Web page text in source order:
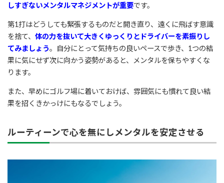
しすぎないメンタルマネジメントが重要です。
第1打はどうしても緊張するものだと開き直り、遠くに飛ばす意識
を捨て、 体の力を抜いて大きくゆっくりとドライバーを素振りし
てみましょう。自分にとって気持ちの良いペースで歩き、1つの結
果に気にせず次に向かう姿勢があると、メンタルを保ちやすくな
ります。
また、早めにゴルフ場に着いておけば、雰囲気にも慣れて良い結
果を招くきかっけにもなるでしょう。
ルーティーンで心を無にしメンタルを安定させる